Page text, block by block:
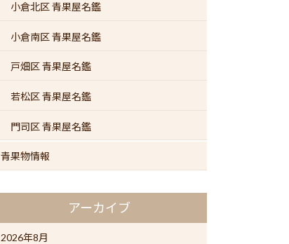
小倉北区 青果屋名鑑
小倉南区 青果屋名鑑
戸畑区 青果屋名鑑
若松区 青果屋名鑑
門司区 青果屋名鑑
青果物情報
アーカイブ
2026年8月